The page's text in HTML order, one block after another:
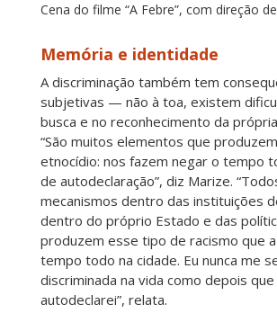
Cena do filme “A Febre”, com direção
Memória e identidade
A discriminação também tem
subjetivas — não à toa, existem
busca e no reconhecimento da
“São muitos elementos que
etnocídio: nos fazem negar o tempo
de autodeclaração”, diz Marize.
mecanismos dentro das instituições
dentro do próprio Estado e das
produzem esse tipo de racismo que
tempo todo na cidade. Eu nunca me
discriminada na vida como depois
autodeclarei”, relata.